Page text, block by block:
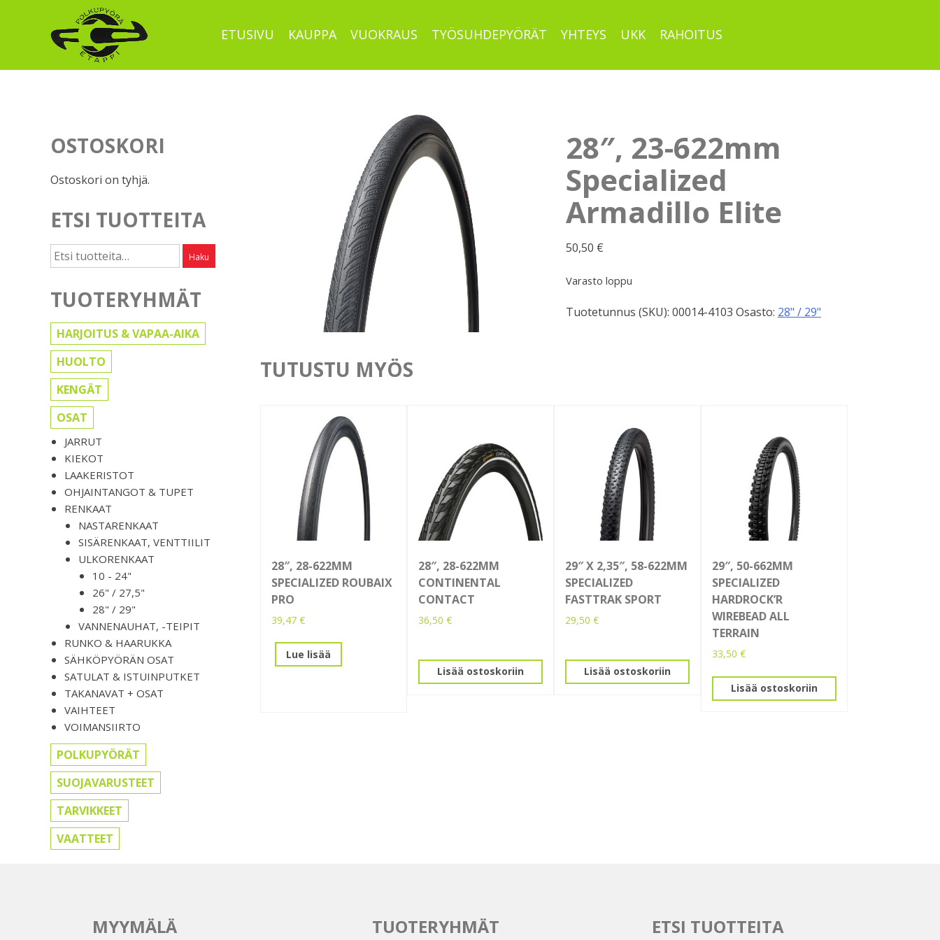
ETUSIVU KAUPPA VUOKRAUS TYÖSUHDEPYÖRÄT YHTEYS UKK RAHOITUS
OSTOSKORI
Ostoskori on tyhjä.
ETSI TUOTTEITA
Etsi: Haku
TUOTERYHMÄT
HARJOITUS & VAPAA-AIKA
HUOLTO
KENGÄT
OSAT
JARRUT
KIEKOT
LAAKERISTOT
OHJAINTANGOT & TUPET
RENKAAT
NASTARENKAAT
SISÄRENKAAT, VENTTIILIT
ULKORENKAAT
10 - 24"
26" / 27,5"
28" / 29"
VANNENAUHAT, -TEIPIT
RUNKO & HAARUKKA
SÄHKÖPYÖRÄN OSAT
SATULAT & ISTUINPUTKET
TAKANAVAT + OSAT
VAIHTEET
VOIMANSIIRTO
POLKUPYÖRÄT
SUOJAVARUSTEET
TARVIKKEET
VAATTEET
28″, 23-622mm
Specialized
Armadillo Elite
50,50 €
Varasto loppu
Tuotetunnus (SKU): 00014-4103 Osasto: 28" / 29"
TUTUSTU MYÖS
28″, 28-622MM
SPECIALIZED ROUBAIX
PRO
39,47 €
Lue lisää
28″, 28-622MM
CONTINENTAL
CONTACT
36,50 €
Lisää ostoskoriin
29″ X 2,35″, 58-622MM
SPECIALIZED
FASTTRAK SPORT
29,50 €
Lisää ostoskoriin
29″, 50-662MM
SPECIALIZED
HARDROCK’R
WIREBEAD ALL
TERRAIN
33,50 €
Lisää ostoskoriin
MYYMÄLÄ TUOTERYHMÄT ETSI TUOTTEITA